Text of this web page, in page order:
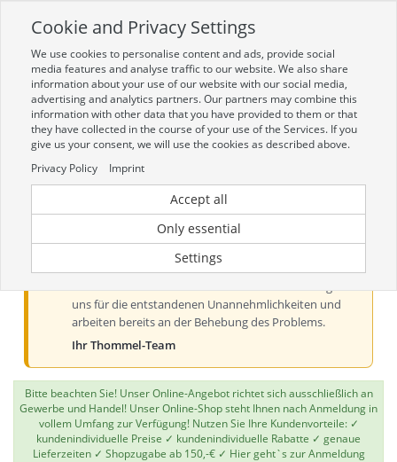
Zur mobilen Kompaktversion (Login erforderlich)
Toggle
navigation
Aktueller Hinweis zur Preis- und
Verfügbarkeitsanzeige
Liebe Kundinnen und Kunden, derzeit kann es bei der
Preis- und Verfügbarkeitsanzeige aus technischen
uns für die entstandenen Unannehmlichkeiten und
arbeiten bereits an der Behebung des Problems.
Ihr Thommel-Team
Bitte beachten Sie! Unser Online-Angebot richtet sich ausschließlich an
Gewerbe und Handel! Unser Online-Shop steht Ihnen nach Anmeldung in
vollem Umfang zur Verfügung! Nutzen Sie Ihre Kundenvorteile: ✓
kundenindividuelle Preise ✓ kundenindividuelle Rabatte ✓ genaue
Lieferzeiten ✓ Shopzugabe ab 150,-€ ✓ Hier geht`s zur Anmeldung
Cookie and Privacy Settings
We use cookies to personalise content and ads, provide social
media features and analyse traffic to our website. We also share
information about your use of our website with our social media,
advertising and analytics partners. Our partners may combine this
information with other data that you have provided to them or that
they have collected in the course of your use of the Services. If you
give us your consent, we will use the cookies as described above.
Privacy Policy
Imprint
Accept all
Only essential
Settings